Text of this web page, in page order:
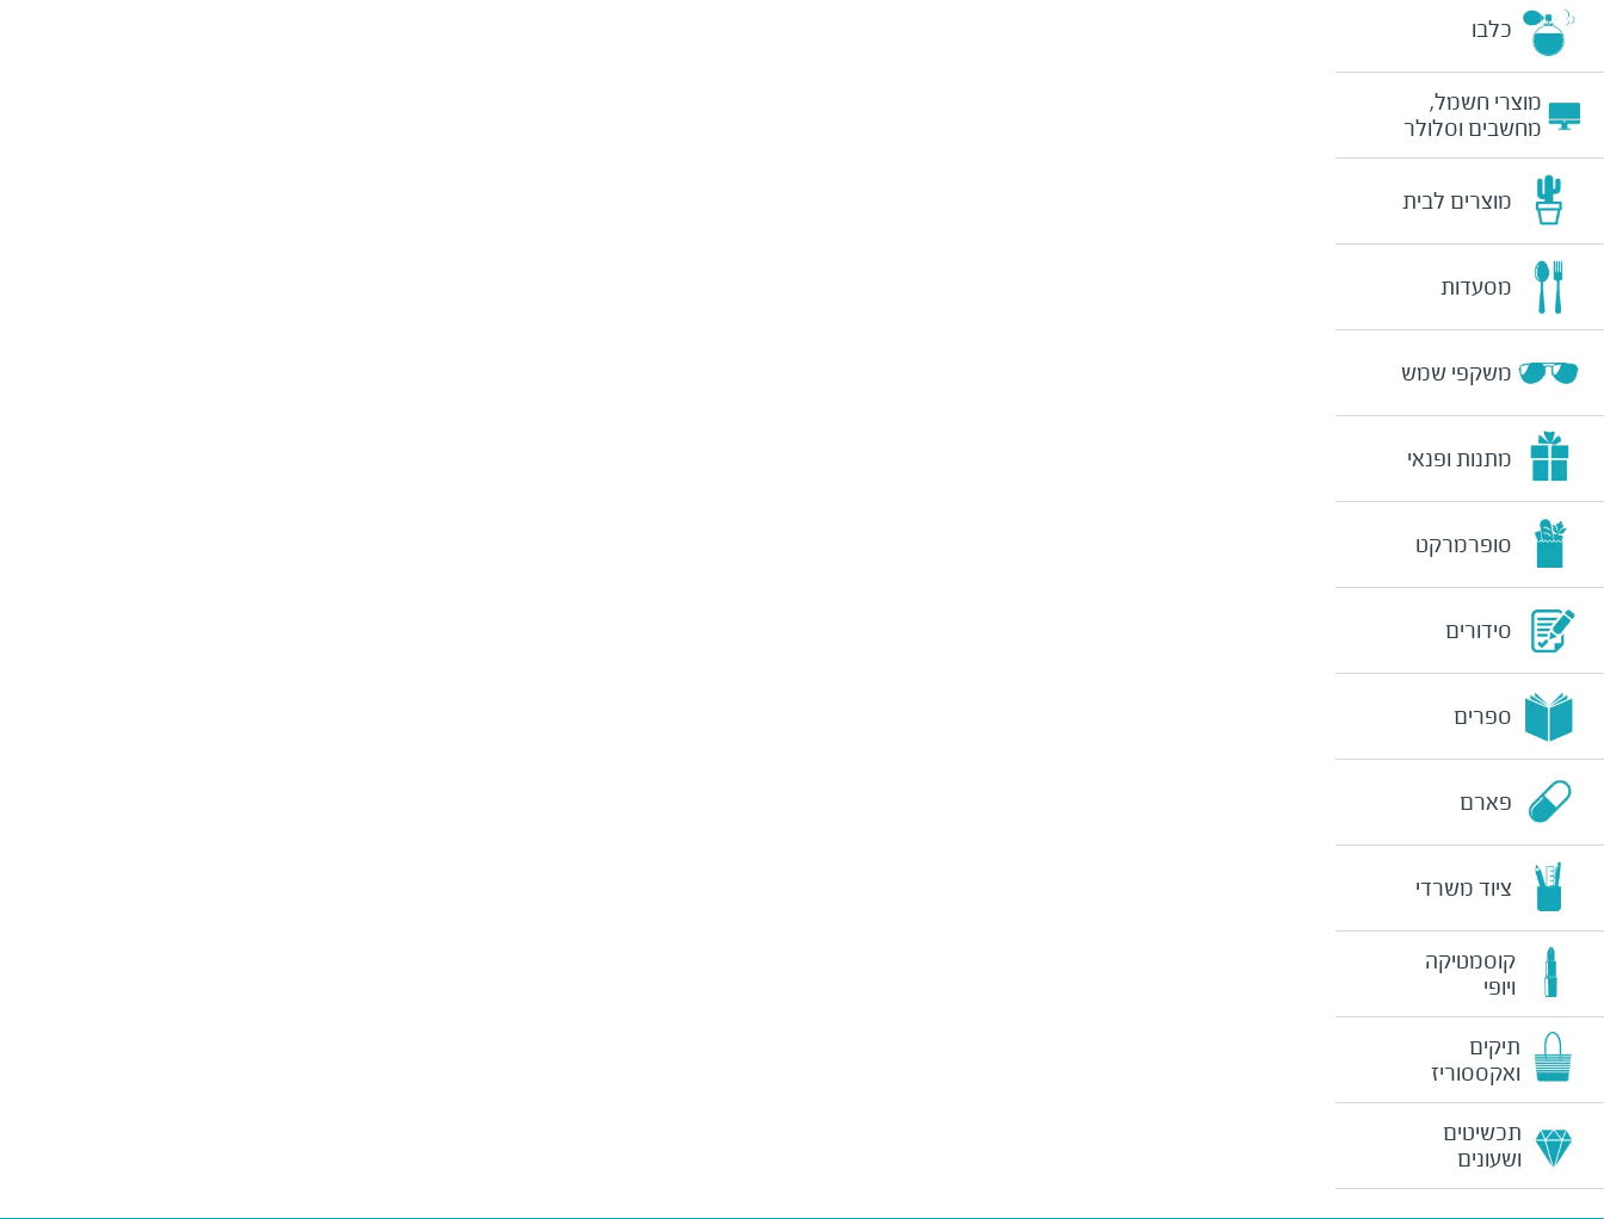
כלבו
מוצרי חשמל,
מחשבים וסלולר
מוצרים לבית
מסעדות
משקפי שמש
מתנות ופנאי
סופרמרקט
סידורים
ספרים
פארם
ציוד משרדי
קוסמטיקה
ויופי
תיקים
ואקססוריז
תכשיטים
ושעונים